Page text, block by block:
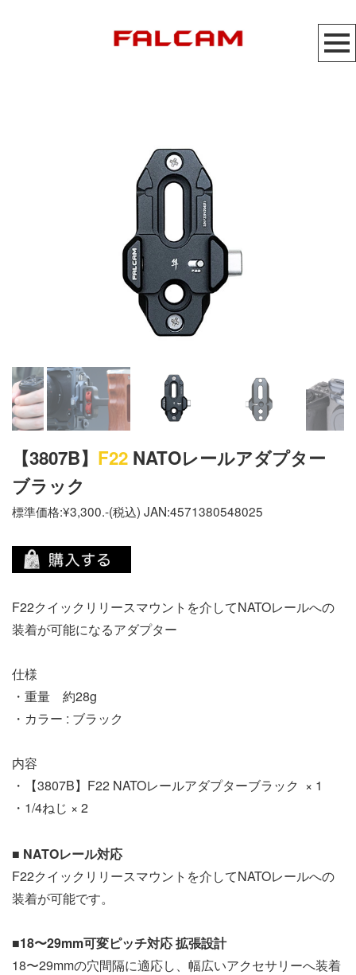
【3807B】 F22 NATOレールアダプター
ブラック
標準価格:¥3,300.-(税込) JAN:4571380548025
F22クイックリリースマウントを介してNATOレールへの
装着が可能になるアダプター
仕様
・重量 約28g
・カラー : ブラック
内容
・【3807B】F22 NATOレールアダプターブラック × 1
・1/4ねじ × 2
■ NATOレール対応
F22クイックリリースマウントを介してNATOレールへの
装着が可能です。
■18〜29mm可変ピッチ対応 拡張設計
18〜29mmの穴間隔に適応し、幅広いアクセサリーへ装着